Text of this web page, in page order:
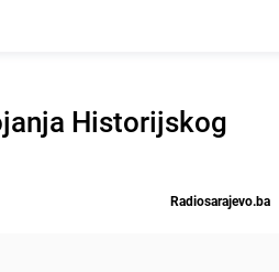
Historijskog
Radiosarajevo.ba